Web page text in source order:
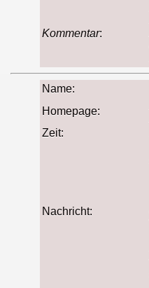
Kommentar:
Name:
Homepage:
Zeit:
Nachricht: